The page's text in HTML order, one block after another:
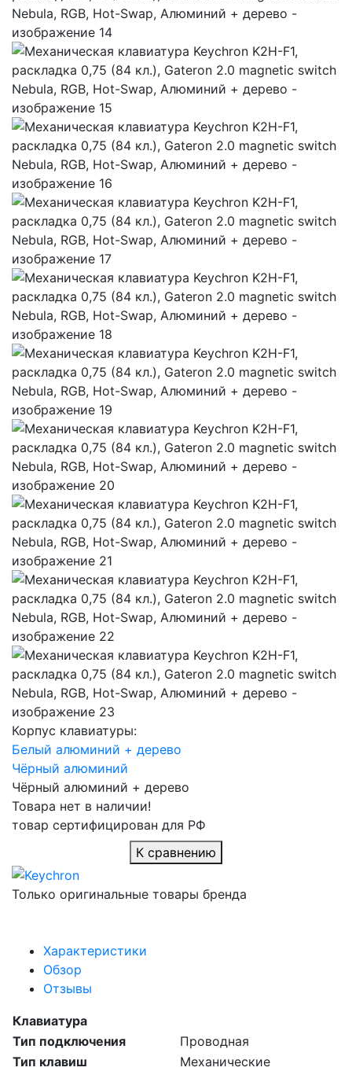
Корпус клавиатуры:
Белый алюминий + дерево
Чёрный алюминий
Чёрный алюминий + дерево
Товара нет в наличии!
товар сертифицирован для РФ
К сравнению
Только оригинальные товары бренда
Характеристики
Обзор
Отзывы
Клавиатура
Тип подключения
Проводная
Тип клавиш
Механические